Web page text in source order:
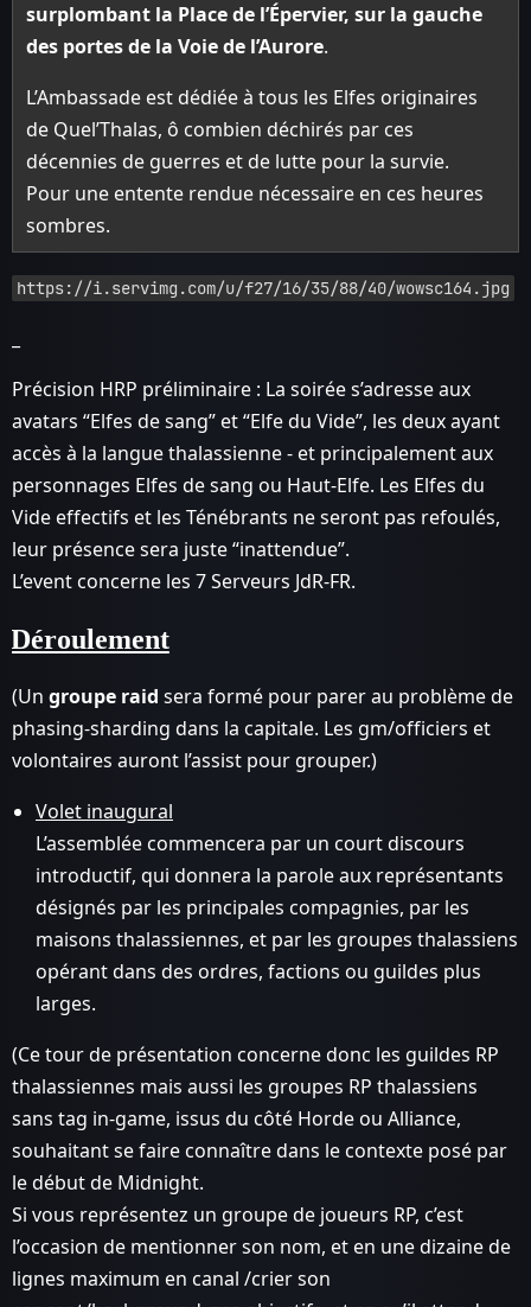
surplombant la Place de l’Épervier, sur la gauche
des portes de la Voie de l’Aurore.
L’Ambassade est dédiée à tous les Elfes originaires
de Quel’Thalas, ô combien déchirés par ces
décennies de guerres et de lutte pour la survie.
Pour une entente rendue nécessaire en ces heures
sombres.
https://i.servimg.com/u/f27/16/35/88/40/wowsc164.jpg
Précision HRP préliminaire : La soirée s’adresse aux
avatars “Elfes de sang” et “Elfe du Vide”, les deux ayant
accès à la langue thalassienne - et principalement aux
personnages Elfes de sang ou Haut-Elfe. Les Elfes du
Vide effectifs et les Ténébrants ne seront pas refoulés,
leur présence sera juste “inattendue”.
L’event concerne les 7 Serveurs JdR-FR.
Déroulement
(Un groupe raid sera formé pour parer au problème de
phasing-sharding dans la capitale. Les gm/officiers et
volontaires auront l’assist pour grouper.)
Volet inaugural
L’assemblée commencera par un court discours
introductif, qui donnera la parole aux représentants
désignés par les principales compagnies, par les
maisons thalassiennes, et par les groupes thalassiens
opérant dans des ordres, factions ou guildes plus
larges.
(Ce tour de présentation concerne donc les guildes RP
thalassiennes mais aussi les groupes RP thalassiens
sans tag in-game, issus du côté Horde ou Alliance,
souhaitant se faire connaître dans le contexte posé par
le début de Midnight.
Si vous représentez un groupe de joueurs RP, c’est
l’occasion de mentionner son nom, et en une dizaine de
lignes maximum en canal /crier son